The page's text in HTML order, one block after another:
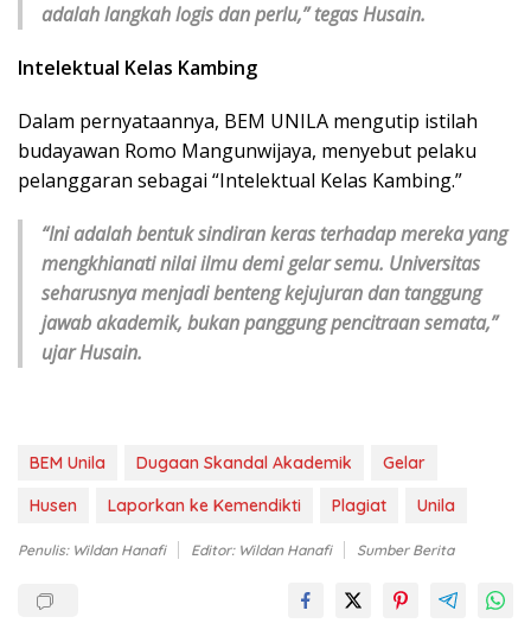
adalah langkah logis dan perlu,” tegas Husain.
Intelektual Kelas Kambing
Dalam pernyataannya, BEM UNILA mengutip istilah
budayawan Romo Mangunwijaya, menyebut pelaku
pelanggaran sebagai “Intelektual Kelas Kambing.”
“Ini adalah bentuk sindiran keras terhadap mereka yang
mengkhianati nilai ilmu demi gelar semu. Universitas
seharusnya menjadi benteng kejujuran dan tanggung
jawab akademik, bukan panggung pencitraan semata,”
ujar Husain.
BEM Unila Dugaan Skandal Akademik
Gelar
Husen
Laporkan ke Kemendikti Plagiat Unila
Penulis: Wildan Hanafi Editor: Wildan Hanafi Sumber Berita